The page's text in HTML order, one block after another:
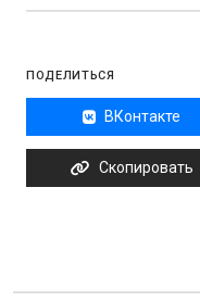
ПОДЕЛИТЬСЯ
ВКонтакте
Скопировать